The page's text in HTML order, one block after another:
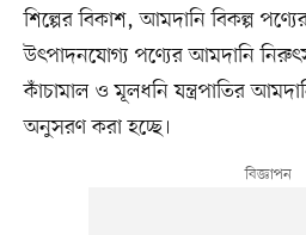
শিল্পের বিকাশ, আমদানি বিকল্প
উৎপাদনযোগ্য পণ্যের আমদানি
কাঁচামাল ও মূলধনি যন্ত্রপাতির
অনুসরণ করা হচ্ছে।